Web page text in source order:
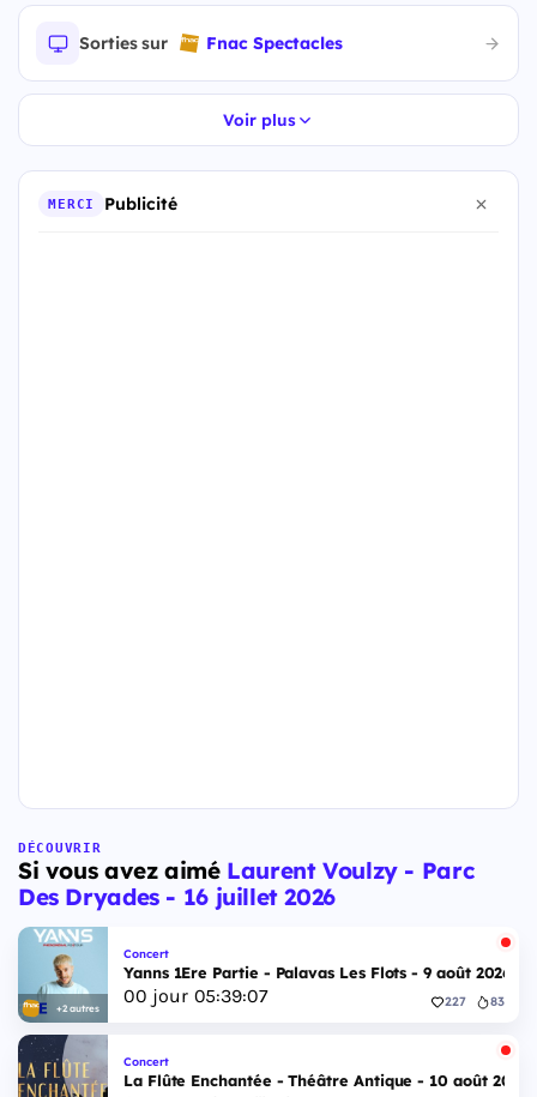
Sorties sur Fnac Spectacles
Voir plus
MERCI Publicité
DÉCOUVRIR
Si vous avez aimé Laurent Voulzy - Parc
Des Dryades - 16 juillet 2026
+2 autres
Concert
Yanns 1Ere Partie - Palavas Les Flots - 9 août 2026
00 jour 05:39:06 227 83
Concert
La Flûte Enchantée - Théâtre Antique - 10 août 2026